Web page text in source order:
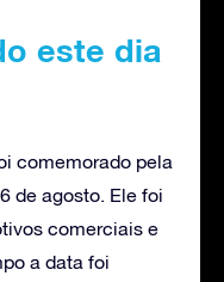
este dia
comemorado pela
de agosto. Ele foi
comerciais e
a data foi